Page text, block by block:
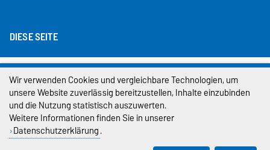
DIESE SEITE
Impressum
Datenschutz
Barrierefreiheit
Cookie-Einstellungen
Wir verwenden Cookies und vergleichbare Technologien, um
unsere Website zuverlässig bereitzustellen, Inhalte einzubinden
und die Nutzung statistisch auszuwerten.
Weitere Informationen finden Sie in unserer
Datenschutzerklärung.